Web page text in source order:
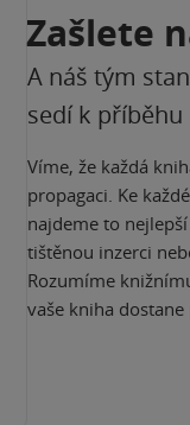
Zašlete
A náš tým
sedí k příběhu
Víme, že každá
propagaci. Ke
najdeme to
tištěnou inzerci
Rozumíme
vaše kniha